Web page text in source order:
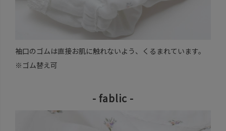
袖口のゴムは直接お肌に触れないよう、くるまれています。
※ゴム替え可
- fablic -